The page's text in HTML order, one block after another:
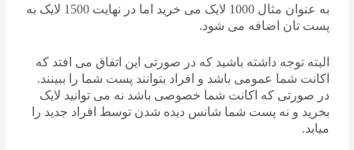
به عنوان مثال 1000 لایک می خرید اما در نهایت 1500 لایک به
پست تان اضافه می شود.
البته توجه داشته باشید که در صورتی این اتفاق می افتد که
اکانت شما عمومی باشد و افراد بتوانند پست شما را ببینند.
در صورتی که اکانت شما خصوصی باشد نه می توانید لایک
بخرید و نه پست شما شانس دیده شدن توسط افراد جدید را
میابد.